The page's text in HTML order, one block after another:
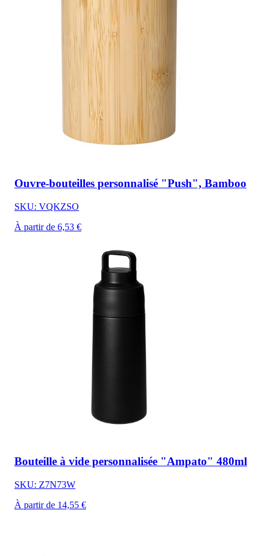
Ouvre-bouteilles personnalisé "Push", Bamboo
SKU: VQKZSO
À partir de 6,53 €
Bouteille à vide personnalisée "Ampato" 480ml
SKU: Z7N73W
À partir de 14,55 €